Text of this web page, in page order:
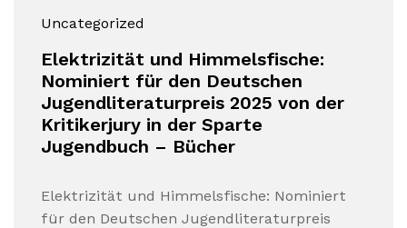
Uncategorized
Elektrizität und Himmelsfische:
Nominiert für den Deutschen
Jugendliteraturpreis 2025 von der
Kritikerjury in der Sparte
Jugendbuch – Bücher
Elektrizität und Himmelsfische: Nominiert
für den Deutschen Jugendliteraturpreis